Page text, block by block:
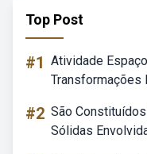
Top Post
#1 Atividade
Transformações
#2 São
Sólidas